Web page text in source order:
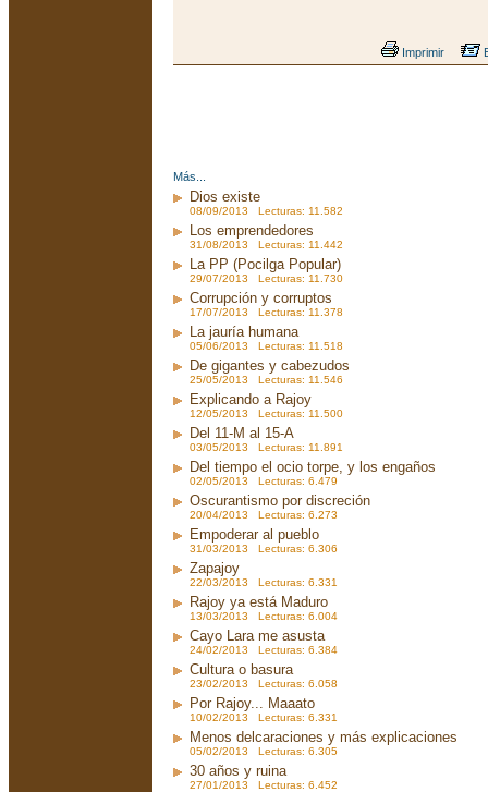
Imprimir
Más...
Dios existe
08/09/2013 Lecturas: 11.582
Los emprendedores
31/08/2013 Lecturas: 11.442
La PP (Pocilga Popular)
29/07/2013 Lecturas: 11.730
Corrupción y corruptos
17/07/2013 Lecturas: 11.378
La jauría humana
05/06/2013 Lecturas: 11.518
De gigantes y cabezudos
25/05/2013 Lecturas: 11.546
Explicando a Rajoy
12/05/2013 Lecturas: 11.500
Del 11-M al 15-A
03/05/2013 Lecturas: 11.891
Del tiempo el ocio torpe, y los engaños
02/05/2013 Lecturas: 6.479
Oscurantismo por discreción
20/04/2013 Lecturas: 6.273
Empoderar al pueblo
31/03/2013 Lecturas: 6.306
Zapajoy
22/03/2013 Lecturas: 6.331
Rajoy ya está Maduro
13/03/2013 Lecturas: 6.004
Cayo Lara me asusta
24/02/2013 Lecturas: 6.384
Cultura o basura
23/02/2013 Lecturas: 6.058
Por Rajoy... Maaato
10/02/2013 Lecturas: 6.331
Menos delcaraciones y más explicaciones
05/02/2013 Lecturas: 6.305
30 años y ruina
27/01/2013 Lecturas: 6.452